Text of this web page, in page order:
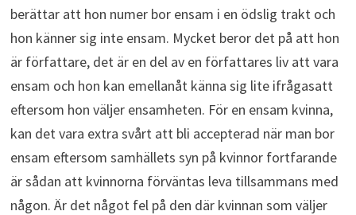
berättar att hon numer bor ensam i en ödslig trakt och
hon känner sig inte ensam. Mycket beror det på att hon
är författare, det är en del av en författares liv att vara
ensam och hon kan emellanåt känna sig lite ifrågasatt
eftersom hon väljer ensamheten. För en ensam kvinna,
kan det vara extra svårt att bli accepterad när man bor
ensam eftersom samhällets syn på kvinnor fortfarande
är sådan att kvinnorna förväntas leva tillsammans med
någon. Är det något fel på den där kvinnan som väljer